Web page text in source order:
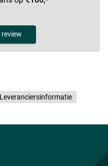
review
Leveranciersinformatie